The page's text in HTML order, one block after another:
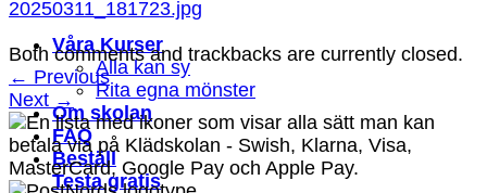
Våra Kurser
Alla kan sy
Rita egna mönster
Om skolan
FAQ
Beställ
Testa gratis
20250311_181723.jpg
Both comments and trackbacks are currently closed.
← Previous
Next →